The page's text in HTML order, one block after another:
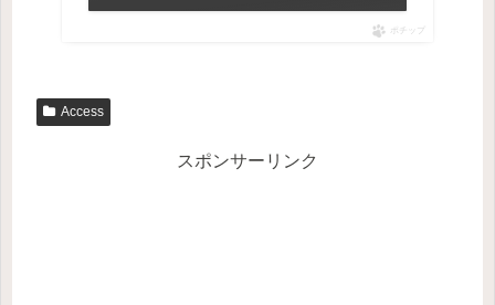
ポチップ
Access
スポンサーリンク